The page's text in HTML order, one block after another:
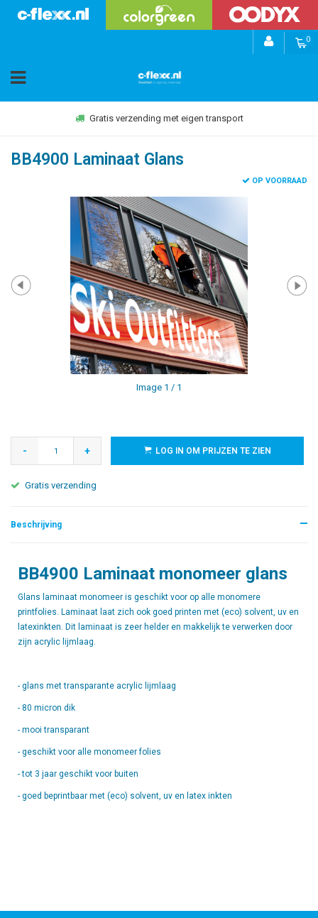
0
Gratis verzending met eigen transport
BB4900 Laminaat Glans
OP VOORRAAD
Image 1 / 1
- + LOG IN OM PRIJZEN TE ZIEN
Gratis verzending
Beschrijving
BB4900 Laminaat monomeer glans
Glans laminaat monomeer is geschikt voor op alle monomere
printfolies. Laminaat laat zich ook goed printen met (eco) solvent, uv en
latexinkten. Dit laminaat is zeer helder en makkelijk te verwerken door
zijn acrylic lijmlaag.
- glans met transparante acrylic lijmlaag
- 80 micron dik
- mooi transparant
- geschikt voor alle monomeer folies
- tot 3 jaar geschikt voor buiten
- goed beprintbaar met (eco) solvent, uv en latex inkten